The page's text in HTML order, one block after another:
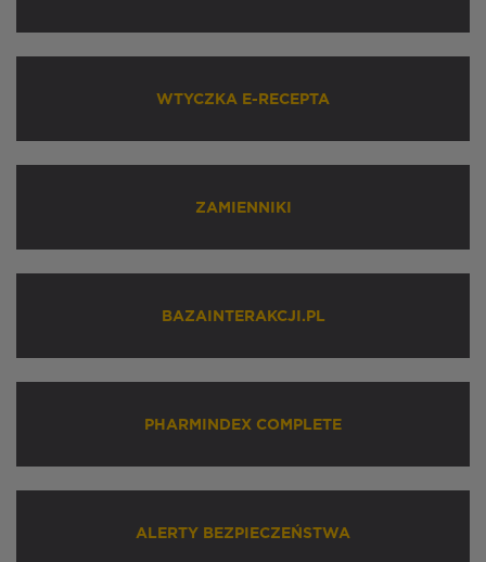
WTYCZKA E-RECEPTA
ZAMIENNIKI
BAZAINTERAKCJI.PL
PHARMINDEX COMPLETE
ALERTY BEZPIECZEŃSTWA